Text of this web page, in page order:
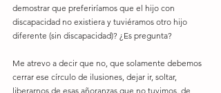
demostrar que preferiríamos que el hijo con
discapacidad no existiera y tuviéramos otro hijo
diferente (sin discapacidad)? ¿Es pregunta?
Me atrevo a decir que no, que solamente debemos
cerrar ese círculo de ilusiones, dejar ir, soltar,
liberarnos de esas añoranzas que no tuvimos, de